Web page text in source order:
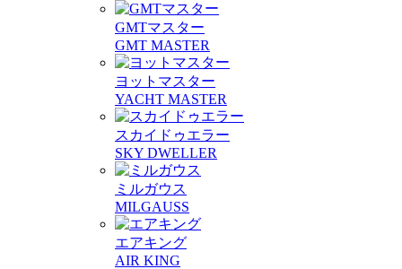
GMTマスター
GMT MASTER
ヨットマスター
YACHT MASTER
スカイドゥエラー
SKY DWELLER
ミルガウス
MILGAUSS
エアキング
AIR KING